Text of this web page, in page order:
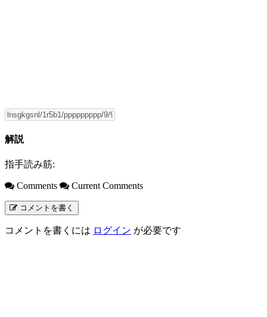
解説
指手読み筋:
Comments Current Comments
コメントを書く
コメントを書くには ログイン が必要です